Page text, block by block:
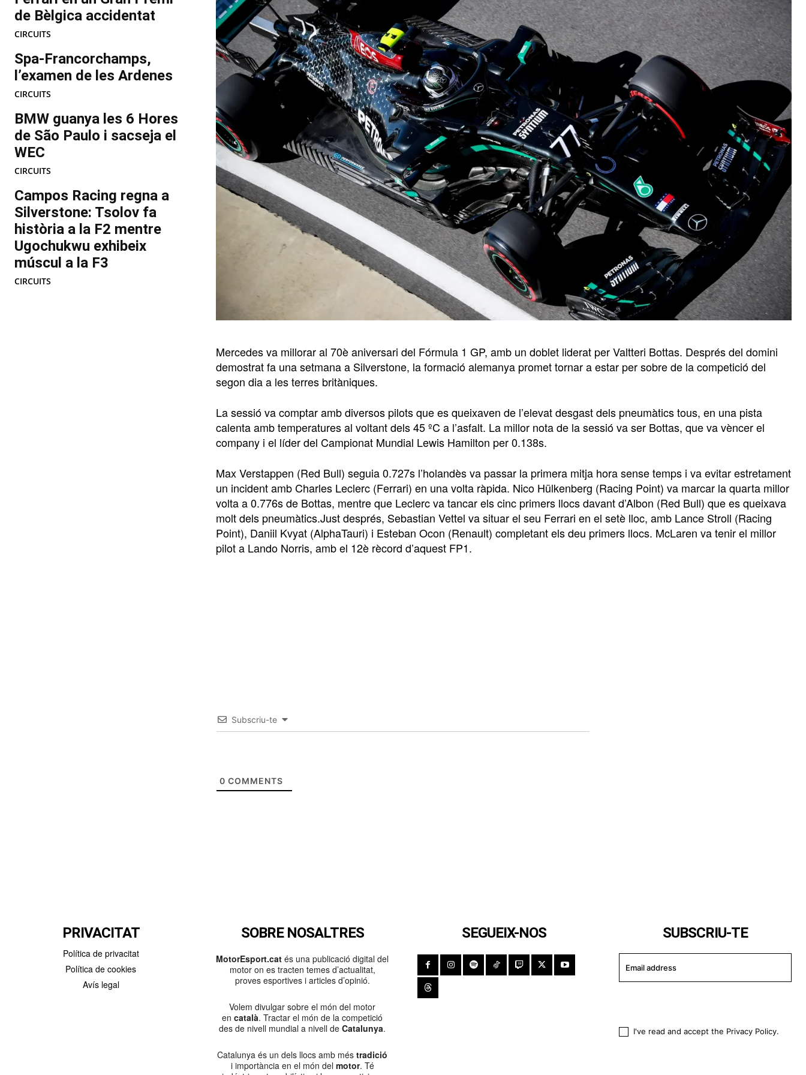
de Bèlgica accidentat
CIRCUITS
Spa-Francorchamps,
l’examen de les Ardenes
CIRCUITS
BMW guanya les 6 Hores
de São Paulo i sacseja el
WEC
CIRCUITS
Campos Racing regna a
Silverstone: Tsolov fa
història a la F2 mentre
Ugochukwu exhibeix
múscul a la F3
CIRCUITS
Mercedes va millorar al 70è aniversari del Fórmula 1 GP, amb un doblet liderat per Valtteri Bottas. Després del domini
demostrat fa una setmana a Silverstone, la formació alemanya promet tornar a estar per sobre de la competició del
segon dia a les terres britàniques.
La sessió va comptar amb diversos pilots que es queixaven de l’elevat desgast dels pneumàtics tous, en una pista
calenta amb temperatures al voltant dels 45 ºC a l’asfalt. La millor nota de la sessió va ser Bottas, que va vèncer el
company i el líder del Campionat Mundial Lewis Hamilton per 0.138s.
Max Verstappen (Red Bull) seguia 0.727s l’holandès va passar la primera mitja hora sense temps i va evitar estretament
un incident amb Charles Leclerc (Ferrari) en una volta ràpida. Nico Hülkenberg (Racing Point) va marcar la quarta millor
volta a 0.776s de Bottas, mentre que Leclerc va tancar els cinc primers llocs davant d’Albon (Red Bull) que es queixava
molt dels pneumàtics.Just després, Sebastian Vettel va situar el seu Ferrari en el setè lloc, amb Lance Stroll (Racing
Point), Daniil Kvyat (AlphaTauri) i Esteban Ocon (Renault) completant els deu primers llocs. McLaren va tenir el millor
pilot a Lando Norris, amb el 12è rècord d’aquest FP1.
Subscriu-te
0 COMMENTS
PRIVACITAT
Política de privacitat
Política de cookies
Avís legal
SOBRE NOSALTRES
MotorEsport.cat és una publicació digital del
motor on es tracten temes d’actualitat,
proves esportives i articles d’opinió.
Volem divulgar sobre el món del motor
en català. Tractar el món de la competició
des de nivell mundial a nivell de Catalunya.
Catalunya és un dels llocs amb més tradició
i importància en el món del motor. Té
SEGUEIX-NOS SUBSCRIU-TE
I've read and accept the Privacy Policy.